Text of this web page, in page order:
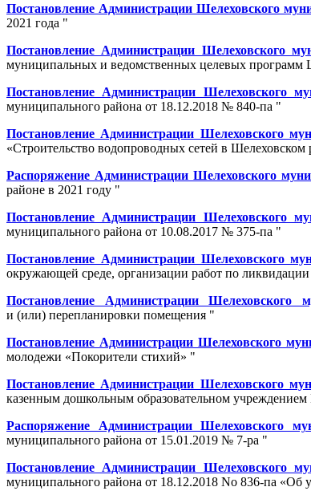
Постановление Администрации Шелеховского
2021 года "
Постановление Администрации Шелеховского
муниципальных и ведомственных целевых программ
Постановление Администрации Шелеховского
муниципального района от 18.12.2018 № 840-па "
Постановление Администрации Шелеховского
«Строительство водопроводных сетей в
Распоряжение Администрации Шелеховского
районе в 2021 году "
Постановление Администрации Шелеховского
муниципального района от 10.08.2017 № 375-па "
Постановление Администрации Шелеховского
окружающей среде, организации работ по
Постановление Администрации
и (или) перепланировки помещения "
Постановление Администрации Шелеховского
молодежи «Покорители стихий» "
Постановление Администрации Шелеховского
казенным дошкольным образовательном
Распоряжение Администрации Шелеховского
муниципального района от 15.01.2019 № 7-ра "
Постановление Администрации Шелеховского
муниципального района от 18.12.2018 No 836-па